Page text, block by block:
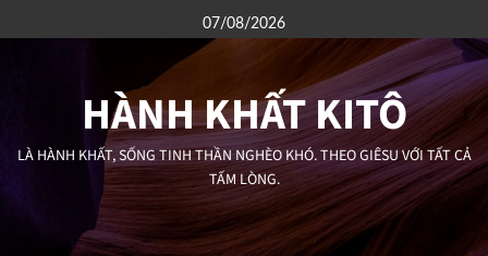
to
07/08/2026
HÀNH KHẤT KITÔ
LÀ HÀNH KHẤT, SỐNG TINH THẦN NGHÈO KHÓ. THEO GIÊSU VỚI TẤT CẢ
TẤM LÒNG.